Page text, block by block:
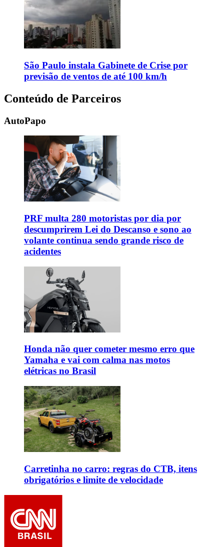
São Paulo instala Gabinete de Crise por
previsão de ventos de até 100 km/h
Conteúdo de Parceiros
AutoPapo
PRF multa 280 motoristas por dia por
descumprirem Lei do Descanso e sono ao
volante continua sendo grande risco de
acidentes
Honda não quer cometer mesmo erro que
Yamaha e vai com calma nas motos
elétricas no Brasil
Carretinha no carro: regras do CTB, itens
obrigatórios e limite de velocidade